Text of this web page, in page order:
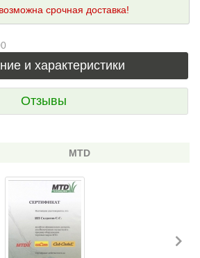
срочная доставка!
и характеристики
Отзывы
MTD